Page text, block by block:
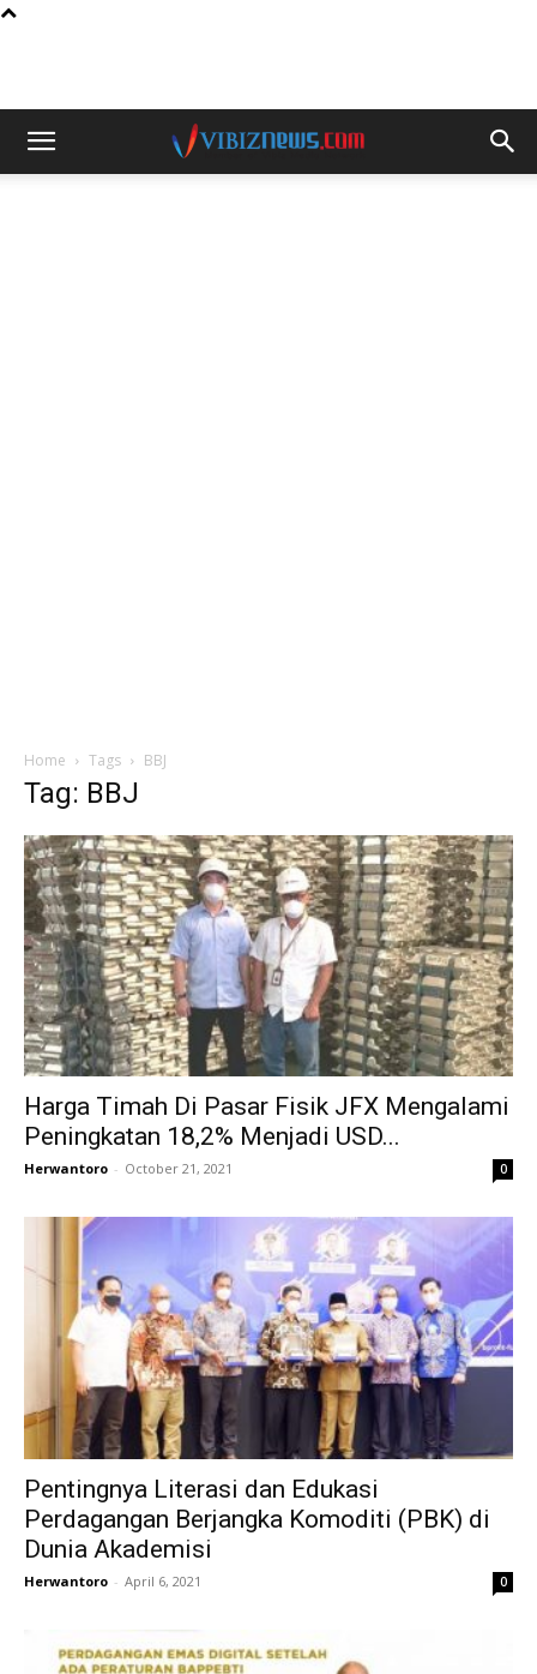
Home Tags BBJ
Tag: BBJ
Harga Timah Di Pasar Fisik JFX Mengalami
Peningkatan 18,2% Menjadi USD...
Herwantoro - October 21, 2021 0
Pentingnya Literasi dan Edukasi
Perdagangan Berjangka Komoditi (PBK) di
Dunia Akademisi
Herwantoro - April 6, 2021 0